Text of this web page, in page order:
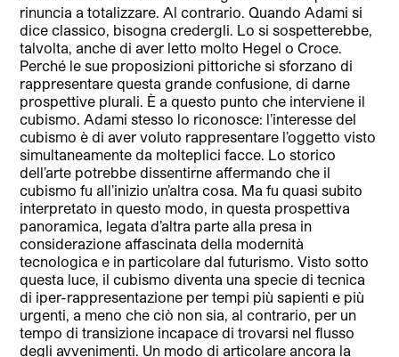
rinuncia a totalizzare. Al contrario. Quando Adami si
dice classico, bisogna credergli. Lo si sospetterebbe,
talvolta, anche di aver letto molto Hegel o Croce.
Perché le sue proposizioni pittoriche si sforzano di
rappresentare questa grande confusione, di darne
prospettive plurali. È a questo punto che interviene il
cubismo. Adami stesso lo riconosce: l’interesse del
cubismo è di aver voluto rappresentare l’oggetto visto
simultaneamente da molteplici facce. Lo storico
dell’arte potrebbe dissentirne affermando che il
cubismo fu all’inizio un’altra cosa. Ma fu quasi subito
interpretato in questo modo, in questa prospettiva
panoramica, legata d’altra parte alla presa in
considerazione affascinata della modernità
tecnologica e in particolare dal futurismo. Visto sotto
questa luce, il cubismo diventa una specie di tecnica
di iper-rappresentazione per tempi più sapienti e più
urgenti, a meno che ciò non sia, al contrario, per un
tempo di transizione incapace di trovarsi nel flusso
degli avvenimenti. Un modo di articolare ancora la